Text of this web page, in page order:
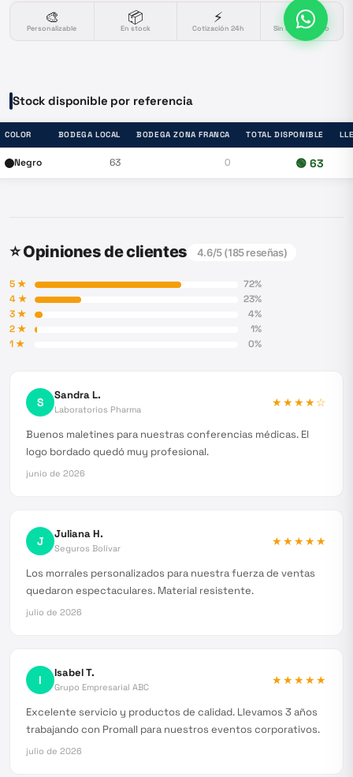
🎨
Personalizable
📦
En stock
⚡
Cotización 24h
🔒
Sin compromiso
Stock disponible por referencia
COLOR BODEGA LOCAL BODEGA ZONA FRANCA TOTAL DISPONIBLE
Negro 63 0 🟢 63
⭐ Opiniones de clientes 4.6/5 (185reseñas)
5★ 72%
4★ 23%
3★ 4%
2★ 1%
1★ 0%
S Sandra L.
Laboratorios Pharma
★★★★☆
Buenos maletines para nuestras conferencias médicas. El
logo bordado quedó muy profesional.
junio de 2026
J Juliana H.
Seguros Bolívar
★★★★★
Los morrales personalizados para nuestra fuerza de ventas
quedaron espectaculares. Material resistente.
julio de 2026
I Isabel T.
Grupo Empresarial ABC
★★★★★
Excelente servicio y productos de calidad. Llevamos 3 años
trabajando con Promall para nuestros eventos corporativos.
julio de 2026